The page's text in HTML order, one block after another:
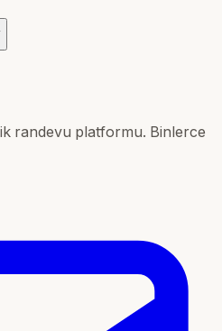
randevu platformu. Binlerce